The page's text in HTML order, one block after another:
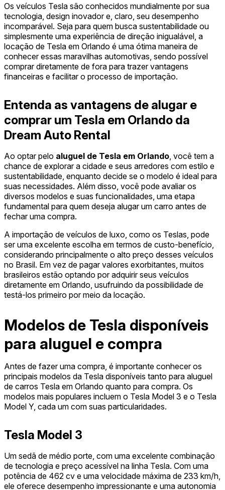
Os veículos Tesla são conhecidos mundialmente por sua
tecnologia, design inovador e, claro, seu desempenho
incomparável. Seja para quem busca sustentabilidade ou
simplesmente uma experiência de direção inigualável, a
locação de Tesla em Orlando é uma ótima maneira de
conhecer essas maravilhas automotivas, sendo possível
comprar diretamente de fora para trazer vantagens
financeiras e facilitar o processo de importação.
Entenda as vantagens de alugar e
comprar um Tesla em Orlando da
Dream Auto Rental
Ao optar pelo aluguel de Tesla em Orlando , você tem a
chance de explorar a cidade e seus arredores com estilo e
sustentabilidade, enquanto decide se o modelo é ideal para
suas necessidades. Além disso, você pode avaliar os
diversos modelos e suas funcionalidades, uma etapa
fundamental para quem deseja alugar um carro antes de
fechar uma compra.
A importação de veículos de luxo, como os Teslas, pode
ser uma excelente escolha em termos de custo-benefício,
considerando principalmente o alto preço desses veículos
no Brasil. Em vez de pagar valores exorbitantes, muitos
brasileiros estão optando por adquirir seus veículos
diretamente em Orlando, usufruindo da possibilidade de
testá-los primeiro por meio da locação.
Modelos de Tesla disponíveis
para aluguel e compra
Antes de fazer uma compra, é importante conhecer os
principais modelos da Tesla disponíveis tanto para aluguel
de carros Tesla em Orlando quanto para compra. Os
modelos mais populares incluem o Tesla Model 3 e o Tesla
Model Y, cada um com suas particularidades.
Tesla Model 3
Um sedã de médio porte, com uma excelente combinação
de tecnologia e preço acessível na linha Tesla. Com uma
potência de 462 cv e uma velocidade máxima de 233 km/h,
ele oferece desempenho impressionante e uma autonomia